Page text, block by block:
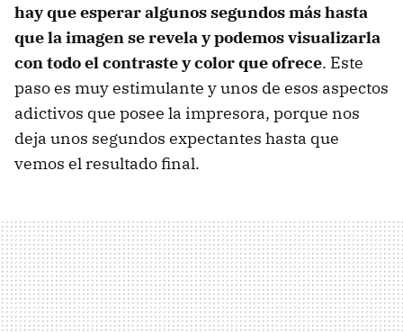
hay que esperar algunos segundos más hasta
que la imagen se revela y podemos visualizarla
con todo el contraste y color que ofrece. Este
paso es muy estimulante y unos de esos aspectos
adictivos que posee la impresora, porque nos
deja unos segundos expectantes hasta que
vemos el resultado final.